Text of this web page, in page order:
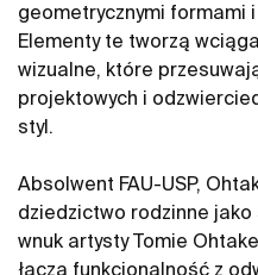
geometrycznymi formami
Elementy te tworzą
wizualne, które
projektowych i
styl.
Absolwent FAU-USP,
dziedzictwo rodzinne jako
wnuk artysty Tomie
łączą funkcjonalność z